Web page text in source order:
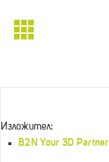
Изложител:
B2N Your 3D Partner